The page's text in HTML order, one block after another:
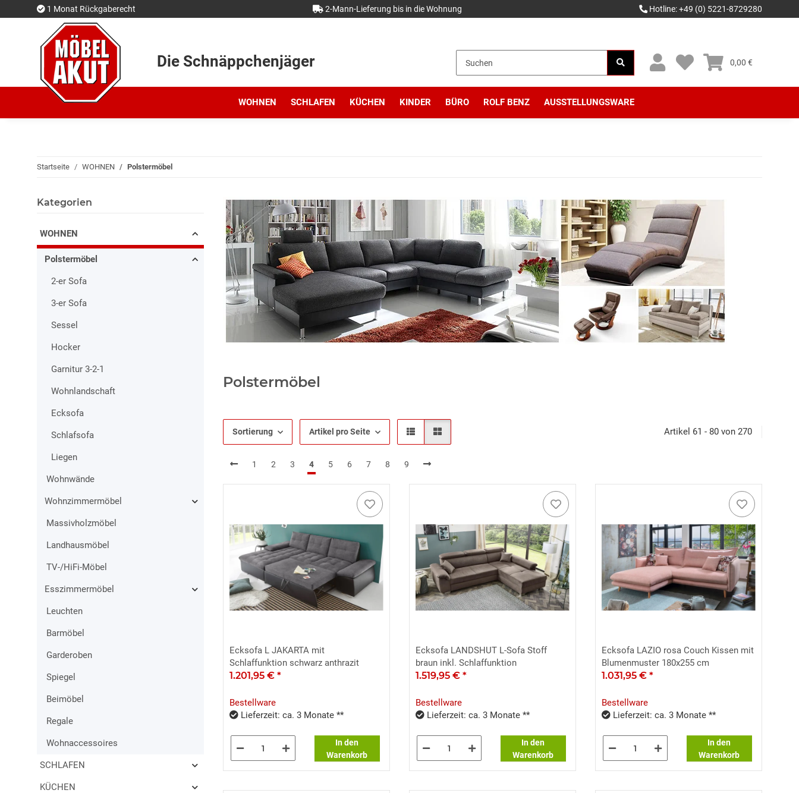
1 Monat Rückgaberecht 2-Mann-Lieferung bis in die Wohnung Hotline: +49 (0) 5221-8729280
Die Schnäppchenjäger 0,00 €
WOHNEN SCHLAFEN KÜCHEN KINDER BÜRO ROLF BENZ AUSSTELLUNGSWARE
Startseite WOHNEN Polstermöbel
Polstermöbel
Sortierung Artikel pro Seite Artikel 61 - 80 von 270
1 2 3 4 5 6 7 8 9
Ecksofa L JAKARTA mit
Schlaffunktion schwarz anthrazit
1.201,95 € *
Bestellware
Lieferzeit: ca. 3 Monate **
In den
Warenkorb
Ecksofa LANDSHUT L-Sofa Stoff
braun inkl. Schlaffunktion
1.519,95 € *
Bestellware
Lieferzeit: ca. 3 Monate **
In den
Warenkorb
Ecksofa LAZIO rosa Couch Kissen mit
Blumenmuster 180x255 cm
1.031,95 € *
Bestellware
Lieferzeit: ca. 3 Monate **
In den
Warenkorb
Kategorien
WOHNEN
Polstermöbel
2-er Sofa
3-er Sofa
Sessel
Hocker
Garnitur 3-2-1
Wohnlandschaft
Ecksofa
Schlafsofa
Liegen
Wohnwände
Wohnzimmermöbel
Massivholzmöbel
Landhausmöbel
TV-/HiFi-Möbel
Esszimmermöbel
Leuchten
Barmöbel
Garderoben
Spiegel
Beimöbel
Regale
Wohnaccessoires
SCHLAFEN
KÜCHEN